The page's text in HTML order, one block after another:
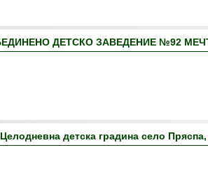
ДЕТСКО ЗАВЕДЕНИЕ №92
Целодневна детска градина село